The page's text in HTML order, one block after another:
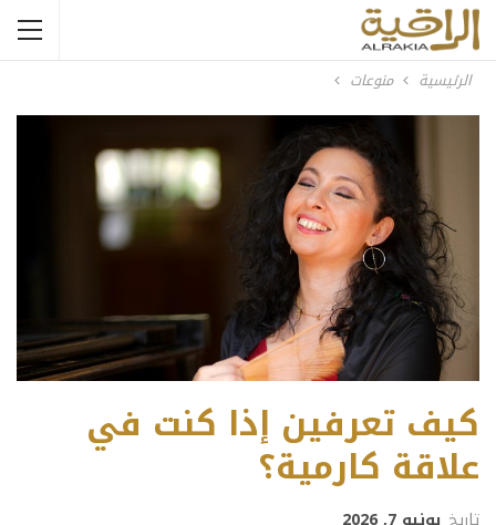
الرئيسية منوعات
كيف تعرفين إذا كنت في
علاقة كارمية؟